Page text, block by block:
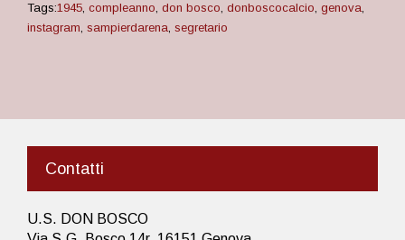
Tags:1945, compleanno, don bosco, donboscocalcio, genova,
instagram, sampierdarena, segretario
Contatti
U.S. DON BOSCO